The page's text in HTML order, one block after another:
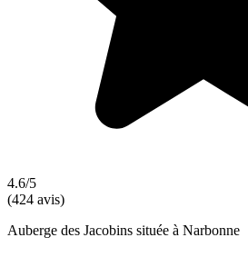
4.6/5
(424 avis)
Auberge des Jacobins située à Narbonne